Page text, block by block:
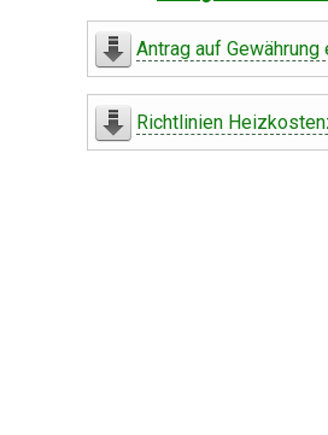
Antrag auf
Richtlinien